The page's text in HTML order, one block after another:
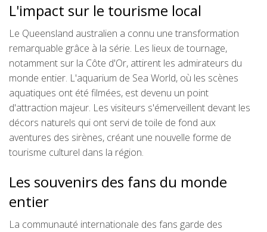
L'impact sur le tourisme local
Le Queensland australien a connu une transformation
remarquable grâce à la série. Les lieux de tournage,
notamment sur la Côte d'Or, attirent les admirateurs du
monde entier. L'aquarium de Sea World, où les scènes
aquatiques ont été filmées, est devenu un point
d'attraction majeur. Les visiteurs s'émerveillent devant les
décors naturels qui ont servi de toile de fond aux
aventures des sirènes, créant une nouvelle forme de
tourisme culturel dans la région.
Les souvenirs des fans du monde
entier
La communauté internationale des fans garde des